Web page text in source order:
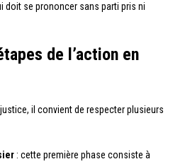
doit se prononcer sans parti pris ni
de l’action en
il convient de respecter plusieurs
: cette première phase consiste à